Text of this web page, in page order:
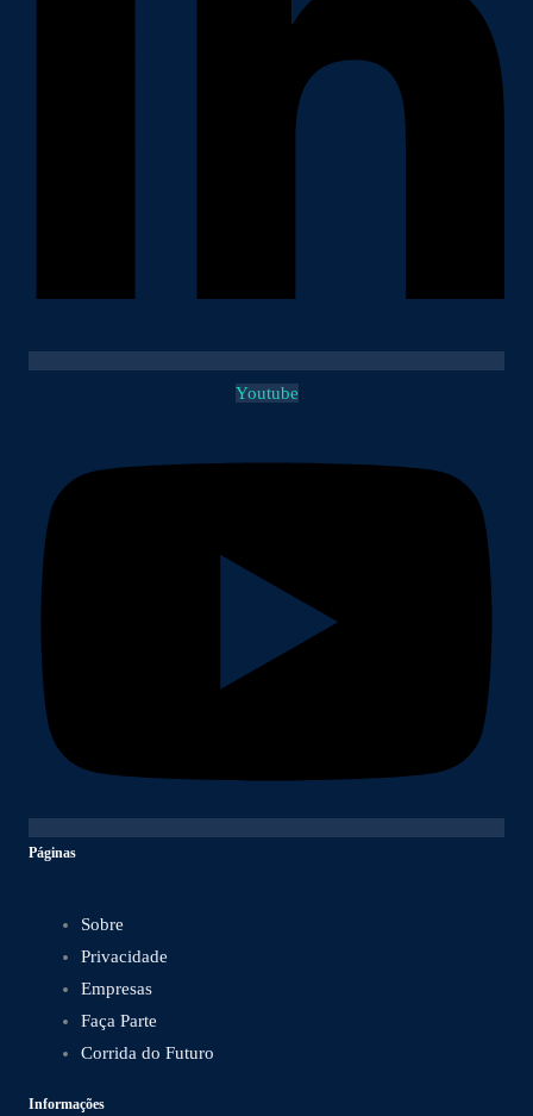
Youtube
Páginas
Sobre
Privacidade
Empresas
Faça Parte
Corrida do Futuro
Informações